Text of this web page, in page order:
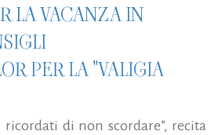
LA VACANZA IN
PER LA "VALIGIA
ricordati di non scordare”, recita